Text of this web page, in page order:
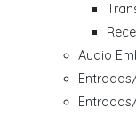
Audio